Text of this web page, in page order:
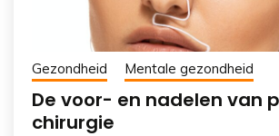
Gezondheid Mentale gezondheid
De voor- en nadelen van
chirurgie